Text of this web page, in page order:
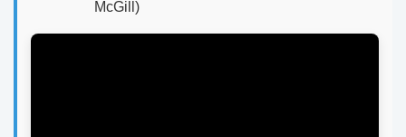
McGill)